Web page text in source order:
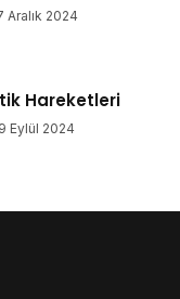
Aralık 2024
Hareketleri
Eylül 2024